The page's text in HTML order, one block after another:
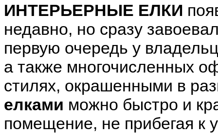
ИНТЕРЬЕРНЫЕ ЕЛКИ
недавно, но сразу
первую очередь у
а также многочисленных
стилях, окрашенными в
елками можно быстро и
помещение, не прибегая к